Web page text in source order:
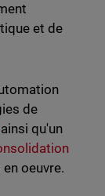
et de
de
ainsi qu'un
oeuvre.